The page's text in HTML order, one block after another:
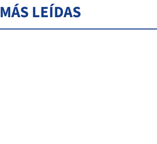
MÁS LEÍDAS